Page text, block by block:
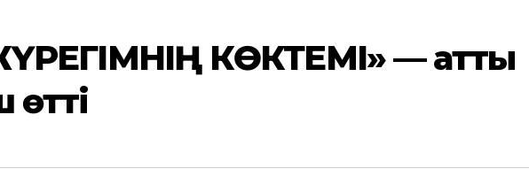
КӨКТЕМІ» — атты
өтті